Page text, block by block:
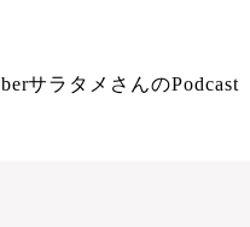
サラタメさんの